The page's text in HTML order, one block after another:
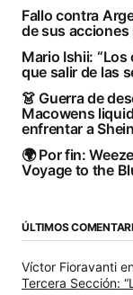
Fallo contra
de sus acciones
Mario Ishii:
que salir de las
👗 Guerra de
Macowens
enfrentar a
🌍 Por fin:
Voyage to the
ÚLTIMOS
Víctor Fioravanti
Tercera Sección: